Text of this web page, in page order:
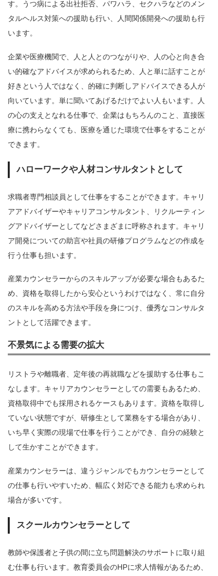
す。うつ病による出社拒否、パワハラ、セクハラなどのメン
タルヘルス対策への援助も行い、人間関係開発への援助も行
います。
企業や医療機関で、人と人とのつながりや、人の心と向き合
い的確なアドバイスが求められるため、人と単に話すことが
好きという人ではなく、的確に判断しアドバイスできる人が
向いています。単に聞いてあげるだけでよい人もいます。人
の心の支えとなれる仕事で、企業はもちろんのこと、直接医
療に携わらなくても、医療を通じた環境で仕事をすることが
できます。
ハローワークや人材コンサルタントとして
求職者専門相談員として仕事をすることができます。キャリ
アアドバイザーやキャリアコンサルタント、リクルーティン
グアドバイザーとしてなどさまざまに呼称されます。キャリ
ア開発についての助言や社員の研修プログラムなどの作成を
行う仕事も担います。
産業カウンセラーからのスキルアップが必要な場合もあるた
め、資格を取得したから安心というわけではなく、常に自分
のスキルを高める方法や手段を身につけ、優秀なコンサルタ
ントとして活躍できます。
不景気による需要の拡大
リストラや離職者、定年後の再就職などを援助する仕事もこ
なします。キャリアカウンセラーとしての需要もあるため、
資格取得中でも採用されるケースもあります。資格を取得し
ていない状態ですが、研修生として業務をする場合があり、
いち早く実際の現場で仕事を行うことができ、自分の経験と
して生かすことができます。
産業カウンセラーは、違うジャンルでもカウンセラーとして
の仕事も行いやすいため、幅広く対応できる能力も求められ
場合が多いです。
スクールカウンセラーとして
教師や保護者と子供の間に立ち問題解決のサポートに取り組
む仕事も行います。教育委員会のHPに求人情報があるため、